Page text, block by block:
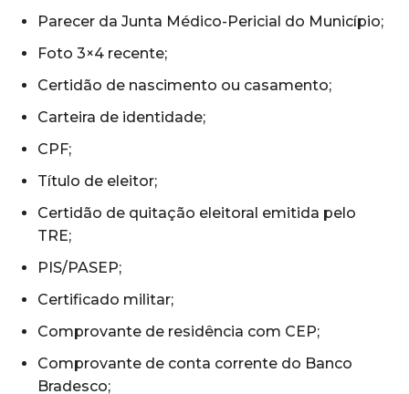
Parecer da Junta Médico-Pericial do Município;
Foto 3×4 recente;
Certidão de nascimento ou casamento;
Carteira de identidade;
CPF;
Título de eleitor;
Certidão de quitação eleitoral emitida pelo
TRE;
PIS/PASEP;
Certificado militar;
Comprovante de residência com CEP;
Comprovante de conta corrente do Banco
Bradesco;